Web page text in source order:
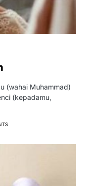
(kepadamu,